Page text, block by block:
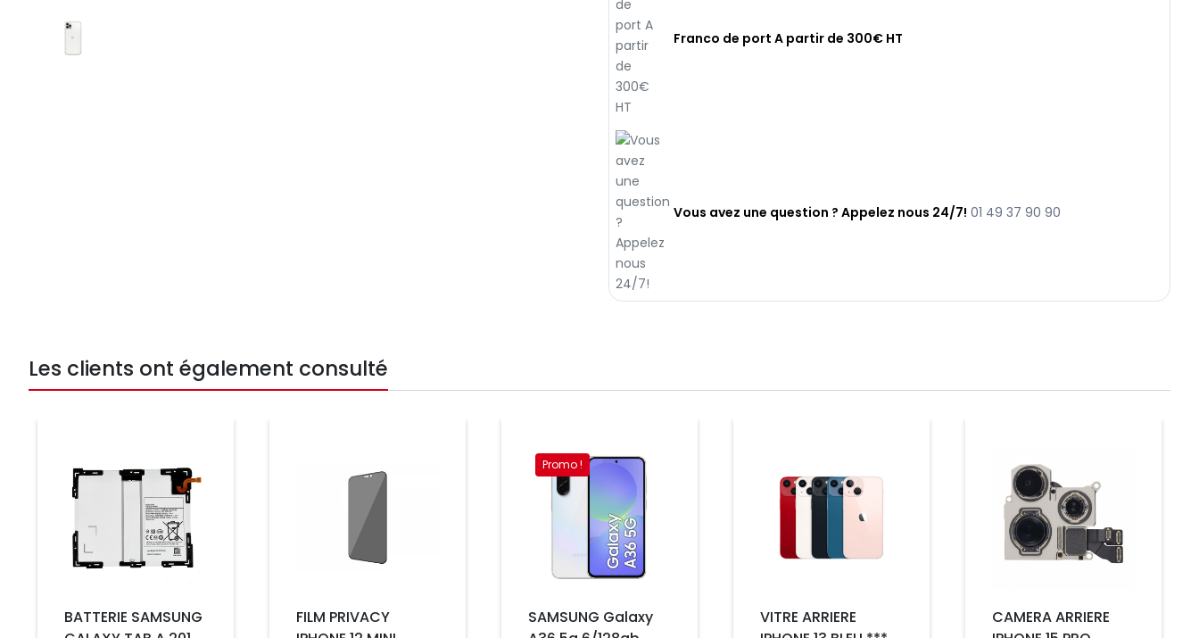
Franco de port A partir de 300€ HT
Vous avez une question ? Appelez nous 24/7! 01 49 37 90 90
Les clients ont également consulté
BATTERIE SAMSUNG
FILM PRIVACY
Promo !
SAMSUNG Galaxy
VITRE ARRIERE
Prix
CAMERA ARRIERE